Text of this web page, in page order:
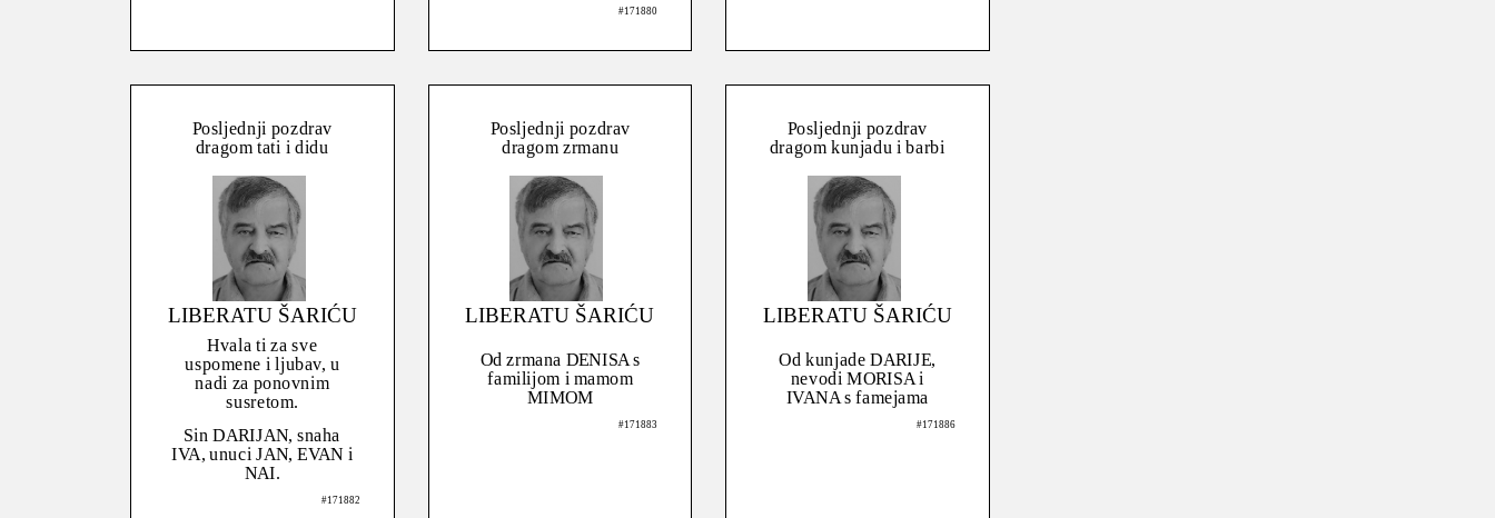
#171880
Posljednji pozdrav
dragom tati i didu
LIBERATU ŠARIĆU
Hvala ti za sve
uspomene i ljubav, u
nadi za ponovnim
susretom.
Sin DARIJAN, snaha
IVA, unuci JAN, EVAN i
NAI.
#171882
Posljednji pozdrav
dragom zrmanu
LIBERATU ŠARIĆU
Od zrmana DENISA s
familijom i mamom
MIMOM
#171883
Posljednji pozdrav
dragom kunjadu i barbi
LIBERATU ŠARIĆU
Od kunjade DARIJE,
nevodi MORISA i
IVANA s famejama
#171886